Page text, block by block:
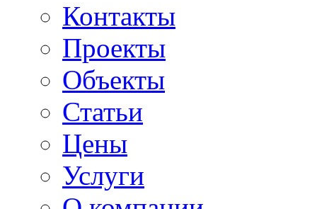
Контакты
Проекты
Объекты
Статьи
Цены
Услуги